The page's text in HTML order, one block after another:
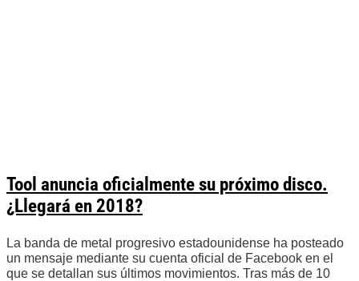
Tool anuncia oficialmente su próximo disco.
¿Llegará en 2018?
La banda de metal progresivo estadounidense ha posteado
un mensaje mediante su cuenta oficial de Facebook en el
que se detallan sus últimos movimientos. Tras más de 10